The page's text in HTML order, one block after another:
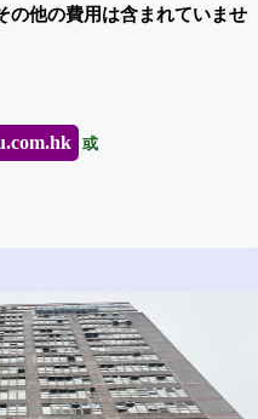
の他の費用は含まれていませ
或